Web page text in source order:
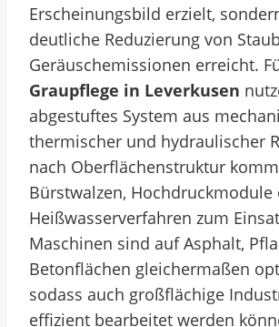
Erscheinungsbild erzielt,
deutliche Reduzierung von
Geräuschemissionen erreicht.
Graupflege in Leverkusen
abgestuftes System aus
thermischer und hydraulischer
nach Oberflächenstruktur
Bürstwalzen, Hochdruckmodule
Heißwasserverfahren zum
Maschinen sind auf Asphalt,
Betonflächen gleichermaßen
sodass auch großflächige
effizient bearbeitet werden